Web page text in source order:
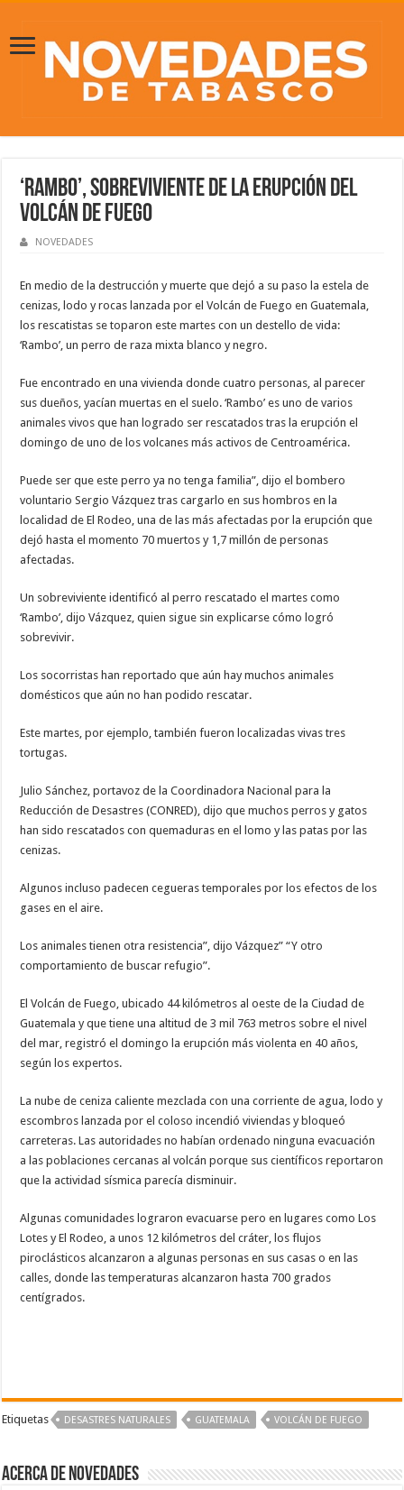
‘Rambo’, sobreviviente de la erupción del
volcán de Fuego
NOVEDADES
En medio de la destrucción y muerte que dejó a su paso la estela de
cenizas, lodo y rocas lanzada por el Volcán de Fuego en Guatemala,
los rescatistas se toparon este martes con un destello de vida:
‘Rambo’, un perro de raza mixta blanco y negro.
Fue encontrado en una vivienda donde cuatro personas, al parecer
sus dueños, yacían muertas en el suelo. ‘Rambo’ es uno de varios
animales vivos que han logrado ser rescatados tras la erupción el
domingo de uno de los volcanes más activos de Centroamérica.
Puede ser que este perro ya no tenga familia”, dijo el bombero
voluntario Sergio Vázquez tras cargarlo en sus hombros en la
localidad de El Rodeo, una de las más afectadas por la erupción que
dejó hasta el momento 70 muertos y 1,7 millón de personas
afectadas.
Un sobreviviente identificó al perro rescatado el martes como
‘Rambo’, dijo Vázquez, quien sigue sin explicarse cómo logró
sobrevivir.
Los socorristas han reportado que aún hay muchos animales
domésticos que aún no han podido rescatar.
Este martes, por ejemplo, también fueron localizadas vivas tres
tortugas.
Julio Sánchez, portavoz de la Coordinadora Nacional para la
Reducción de Desastres (CONRED), dijo que muchos perros y gatos
han sido rescatados con quemaduras en el lomo y las patas por las
cenizas.
Algunos incluso padecen cegueras temporales por los efectos de los
gases en el aire.
Los animales tienen otra resistencia”, dijo Vázquez” “Y otro
comportamiento de buscar refugio”.
El Volcán de Fuego, ubicado 44 kilómetros al oeste de la Ciudad de
Guatemala y que tiene una altitud de 3 mil 763 metros sobre el nivel
del mar, registró el domingo la erupción más violenta en 40 años,
según los expertos.
La nube de ceniza caliente mezclada con una corriente de agua, lodo y
escombros lanzada por el coloso incendió viviendas y bloqueó
carreteras. Las autoridades no habían ordenado ninguna evacuación
a las poblaciones cercanas al volcán porque sus científicos reportaron
que la actividad sísmica parecía disminuir.
Algunas comunidades lograron evacuarse pero en lugares como Los
Lotes y El Rodeo, a unos 12 kilómetros del cráter, los flujos
piroclásticos alcanzaron a algunas personas en sus casas o en las
calles, donde las temperaturas alcanzaron hasta 700 grados
centígrados.
Etiquetas DESASTRES NATURALES GUATEMALA VOLCÁN DE FUEGO
Acerca de NOVEDADES